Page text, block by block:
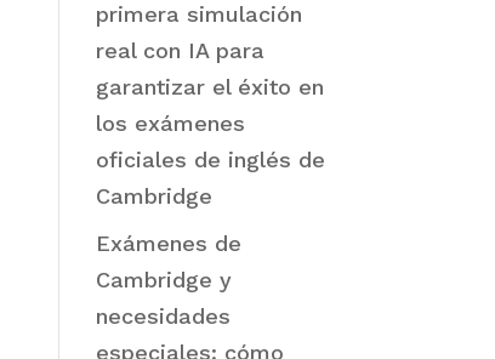
primera simulación
real con IA para
garantizar el éxito en
los exámenes
oficiales de inglés de
Cambridge
Exámenes de
Cambridge y
necesidades
especiales: cómo